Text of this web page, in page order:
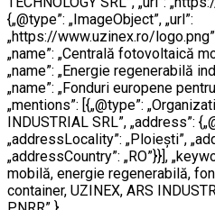
{„@type”: „ImageObject”, „url”:
„https://www.uzinex.ro/
„name”: „Centrală fotovoltaică
„name”: „Energie regenerabilă
„name”: „Fonduri europene
„mentions”: [{„@type”:
INDUSTRIAL SRL”, „address”:
„addressLocality”: „Ploiești”,
„addressCountry”: „RO”}}],
mobilă, energie regenerabilă,
container, UZINEX, ARS